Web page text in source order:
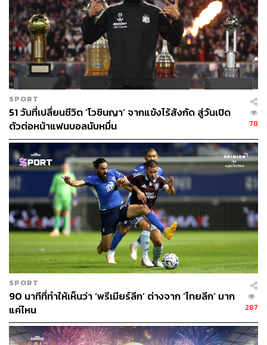
SPORT
51 วันที่เปลี่ยนชีวิต ‘โวซินญา’ จากแข้งไร้สังกัด สู่วันเปิด
ตัวต่อหน้าแฟนบอลนับหมื่น
78
SPORT
90 นาทีที่ทำให้เห็นว่า ‘พรีเมียร์ลีก’ ต่างจาก ‘ไทยลีก’ มาก
แค่ไหน
287